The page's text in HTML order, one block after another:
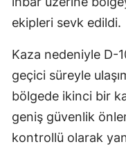
ekipleri sevk edildi.
Kaza nedeniyle D-
geçici süreyle
bölgede ikinci bir
geniş güvenlik
kontrollü olarak